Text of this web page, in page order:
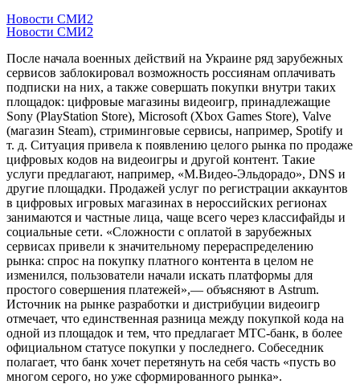
Новости СМИ2
Новости СМИ2
После начала военных действий на Украине ряд зарубежных
сервисов заблокировал возможность россиянам оплачивать
подписки на них, а также совершать покупки внутри таких
площадок: цифровые магазины видеоигр, принадлежащие
Sony (PlayStation Store), Microsoft (Xbox Games Store), Valve
(магазин Steam), стриминговые сервисы, например, Spotify и
т. д. Ситуация привела к появлению целого рынка по продаже
цифровых кодов на видеоигры и другой контент. Такие
услуги предлагают, например, «М.Видео-Эльдорадо», DNS и
другие площадки. Продажей услуг по регистрации аккаунтов
в цифровых игровых магазинах в нероссийских регионах
занимаются и частные лица, чаще всего через классифайды и
социальные сети. «Сложности с оплатой в зарубежных
сервисах привели к значительному перераспределению
рынка: спрос на покупку платного контента в целом не
изменился, пользователи начали искать платформы для
простого совершения платежей»,— объясняют в Astrum.
Источник на рынке разработки и дистрибуции видеоигр
отмечает, что единственная разница между покупкой кода на
одной из площадок и тем, что предлагает МТС-банк, в более
официальном статусе покупки у последнего. Собеседник
полагает, что банк хочет перетянуть на себя часть «пусть во
многом серого, но уже сформированного рынка».